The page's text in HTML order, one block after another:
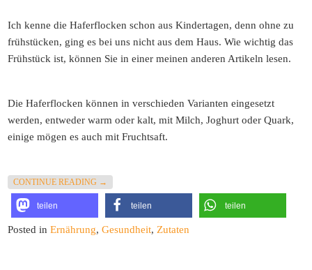
Ich kenne die Haferflocken schon aus Kindertagen, denn ohne zu
frühstücken, ging es bei uns nicht aus dem Haus. Wie wichtig das
Frühstück ist, können Sie in einer meinen anderen Artikeln lesen.
Die Haferflocken können in verschieden Varianten eingesetzt
werden, entweder warm oder kalt, mit Milch, Joghurt oder Quark,
einige mögen es auch mit Fruchtsaft.
CONTINUE READING „MEIN LIEBLINGSLEBENSMITTEL: „DIE
→
teilen teilen teilen
Posted inErnährung,Gesundheit, Zutaten